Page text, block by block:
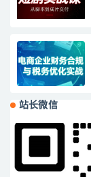
站长微信